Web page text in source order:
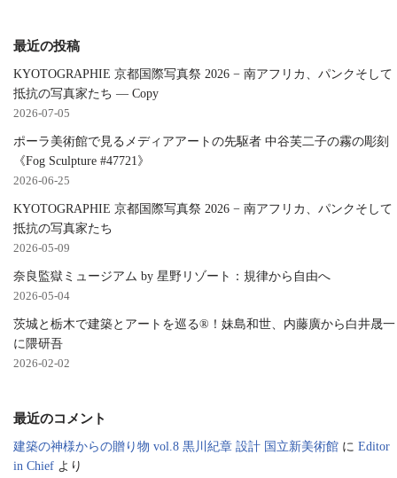
最近の投稿
KYOTOGRAPHIE 京都国際写真祭 2026 − 南アフリカ、パンクそして
抵抗の写真家たち — Copy
2026-07-05
ポーラ美術館で見るメディアアートの先駆者 中谷芙二子の霧の彫刻
《Fog Sculpture #47721》
2026-06-25
KYOTOGRAPHIE 京都国際写真祭 2026 − 南アフリカ、パンクそして
抵抗の写真家たち
2026-05-09
奈良監獄ミュージアム by 星野リゾート：規律から自由へ
2026-05-04
茨城と栃木で建築とアートを巡る®︎！妹島和世、内藤廣から白井晟一
に隈研吾
2026-02-02
最近のコメント
建築の神様からの贈り物 vol.8 黒川紀章 設計 国立新美術館 に Editor
in Chief より